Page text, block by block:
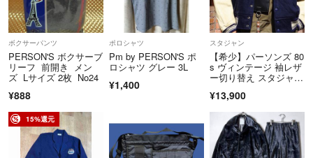
ボクサーパンツ
PERSON'S ボクサーブ
リーフ 前開き メン
ズ Lサイズ 2枚 No24
¥888
ポロシャツ
Pm by PERSON'S ポ
ロシャツ グレー 3L
¥1,400
スタジャン
【希少】パーソンズ 80
s ヴィンテージ 袖レザ
ー切り替え スタジャ
¥13,900
15%還元